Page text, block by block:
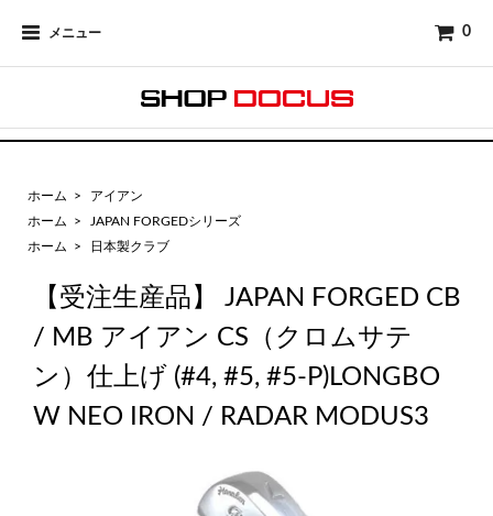
メニュー 0
ホーム >
アイアン
ホーム
>
JAPAN FORGEDシリーズ
ホーム
> 日本製クラブ
【受注生産品】 JAPAN FORGED CB
/ MB アイアン CS（クロムサテ
ン）仕上げ (#4, #5, #5-P)LONGBO
W NEO IRON / RADAR MODUS3